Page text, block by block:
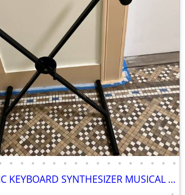
• • • • • • • • • • • • • • • •
STAND FOR MUSIC KEYBOARD SYNTHESIZER MUSICAL DIGITAL PIANO X FOLDABLE